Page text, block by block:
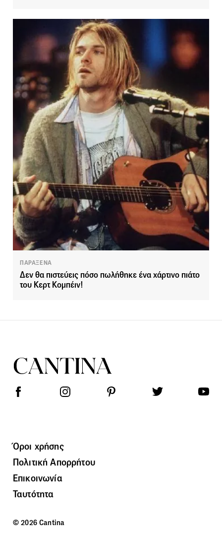
ΠΑΡΑΞΕΝΑ
Δεν θα πιστεύεις πόσο πωλήθηκε ένα χάρτινο πιάτο
του Κερτ Κομπέιν!
Όροι χρήσης
Πολιτική Απορρήτου
Επικοινωνία
Ταυτότητα
© 2026 Cantina